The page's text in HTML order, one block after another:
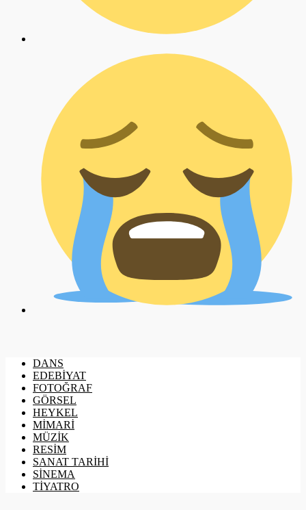
DANS
EDEBİYAT
FOTOĞRAF
GÖRSEL
HEYKEL
MİMARİ
MÜZİK
RESİM
SANAT TARİHİ
SİNEMA
TİYATRO